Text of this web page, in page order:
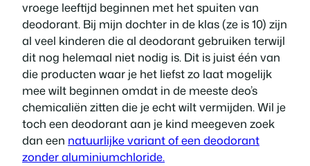
vroege leeftijd beginnen met het spuiten van
deodorant. Bij mijn dochter in de klas (ze is 10) zijn
al veel kinderen die al deodorant gebruiken terwijl
dit nog helemaal niet nodig is. Dit is juist één van
die producten waar je het liefst zo laat mogelijk
mee wilt beginnen omdat in de meeste deo’s
chemicaliën zitten die je echt wilt vermijden. Wil je
toch een deodorant aan je kind meegeven zoek
dan een natuurlijke variant of een deodorant
zonder aluminiumchloride.